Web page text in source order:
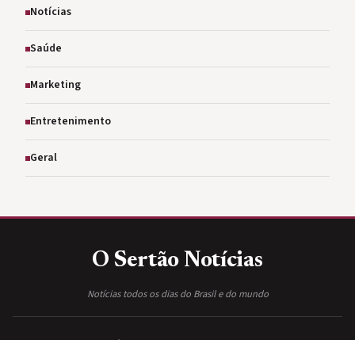
Notícias
Saúde
Marketing
Entretenimento
Geral
O Sertão Notícias
Notícias todos os dias do Brasil e do mundo